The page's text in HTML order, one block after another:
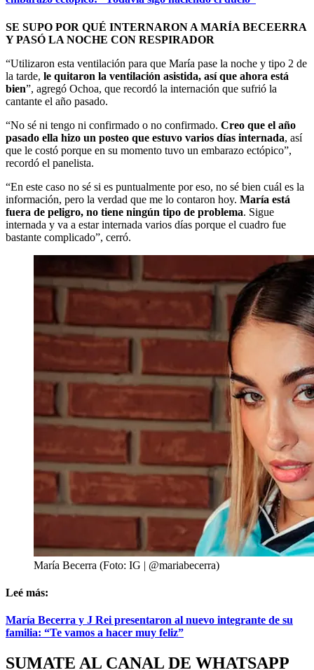
SE SUPO POR QUÉ INTERNARON A MARÍA BECEERRA
Y PASÓ LA NOCHE CON RESPIRADOR
“Utilizaron esta ventilación para que María pase la noche y tipo 2 de
la tarde, le quitaron la ventilación asistida, así que ahora está
bien”, agregó Ochoa, que recordó la internación que sufrió la
cantante el año pasado.
“No sé ni tengo ni confirmado o no confirmado. Creo que el año
pasado ella hizo un posteo que estuvo varios días internada, así
que le costó porque en su momento tuvo un embarazo ectópico”,
recordó el panelista.
“En este caso no sé si es puntualmente por eso, no sé bien cuál es la
información, pero la verdad que me lo contaron hoy. María está
fuera de peligro, no tiene ningún tipo de problema. Sigue
internada y va a estar internada varios días porque el cuadro fue
bastante complicado”, cerró.
María Becerra (Foto: IG | @mariabecerra)
Leé más:
María Becerra y J Rei presentaron al nuevo integrante de su
familia: “Te vamos a hacer muy feliz”
SUMATE AL CANAL DE WHATSAPP